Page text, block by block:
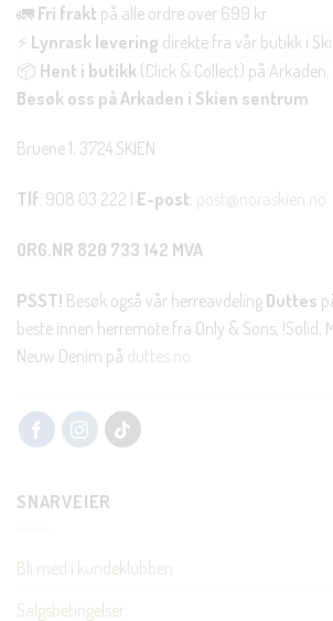
🚛 Fri frakt på alle ordre over 699 kr.
⚡ Lynrask levering direkte fra vår butikk i
📦 Hent i butikk (Click & Collect) på Arkaden.
Besøk oss på Arkaden i Skien sentrum
Bruene 1, 3724 SKIEN
Tlf: 908 03 222 | E-post: post@noraskien.no
ORG.NR 820 733 142 MVA
PSST! Besøk også vår herreavdeling Duttes
beste innen herremote fra Only & Sons, !Solid,
Neuw Denim på duttes.no
SNARVEIER
Bli med i kundeklubben
Salgsbetingelser